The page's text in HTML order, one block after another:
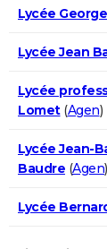
Lycée
Lycée Jean
Lycée
Lomet(Agen)
Lycée Jean-
Baudre (Agen)
Lycée